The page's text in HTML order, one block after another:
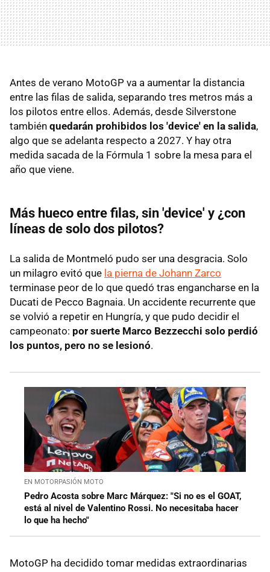
Antes de verano MotoGP va a aumentar la distancia
entre las filas de salida, separando tres metros más a
los pilotos entre ellos. Además, desde Silverstone
también quedarán prohibidos los 'device' en la salida,
algo que se adelanta respecto a 2027. Y hay otra
medida sacada de la Fórmula 1 sobre la mesa para el
año que viene.
Más hueco entre filas, sin 'device' y ¿con
líneas de solo dos pilotos?
La salida de Montmeló pudo ser una desgracia. Solo
un milagro evitó que la pierna de Johann Zarco
terminase peor de lo que quedó tras engancharse en la
Ducati de Pecco Bagnaia. Un accidente recurrente que
se volvió a repetir en Hungría, y que pudo decidir el
campeonato: por suerte Marco Bezzecchi solo perdió
los puntos, pero no se lesionó.
EN MOTORPASIÓN MOTO
Pedro Acosta sobre Marc Márquez: "Si no es el GOAT,
está al nivel de Valentino Rossi. No necesitaba hacer
lo que ha hecho"
MotoGP ha decidido tomar medidas extraordinarias